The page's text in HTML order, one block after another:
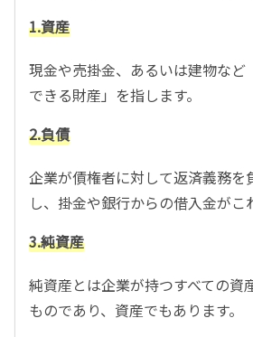
1.資産
現金や売掛金、あるいは建物など
できる財産」を指します。
2.負債
企業が債権者に対して返済義務を
し、掛金や銀行からの借入金がこ
3.純資産
純資産とは企業が持つすべての資
ものであり、資産でもあります。